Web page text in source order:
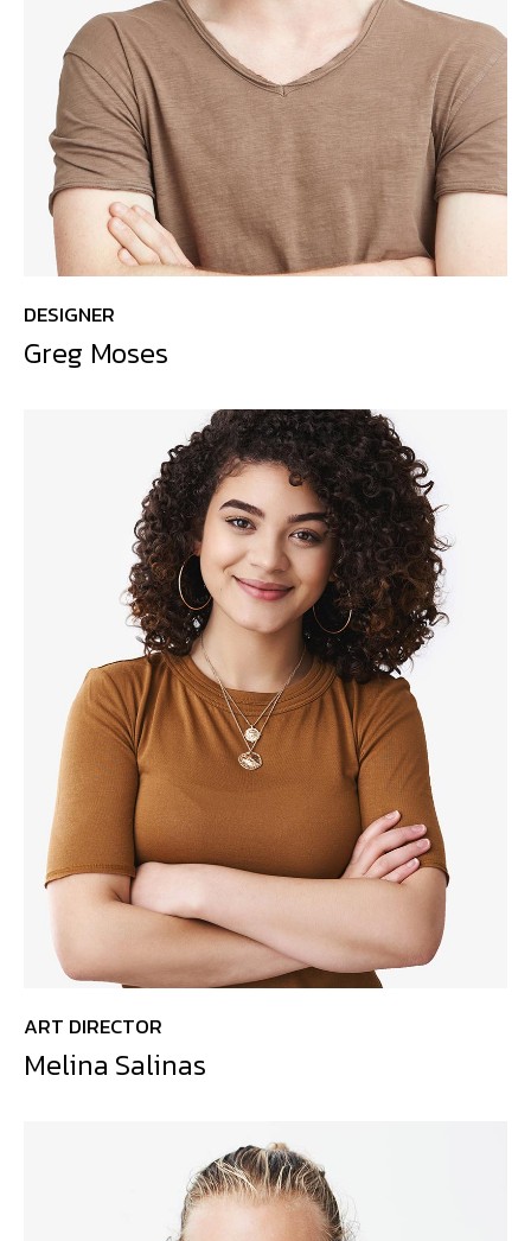
DESIGNER
Greg Moses
ART DIRECTOR
Melina Salinas